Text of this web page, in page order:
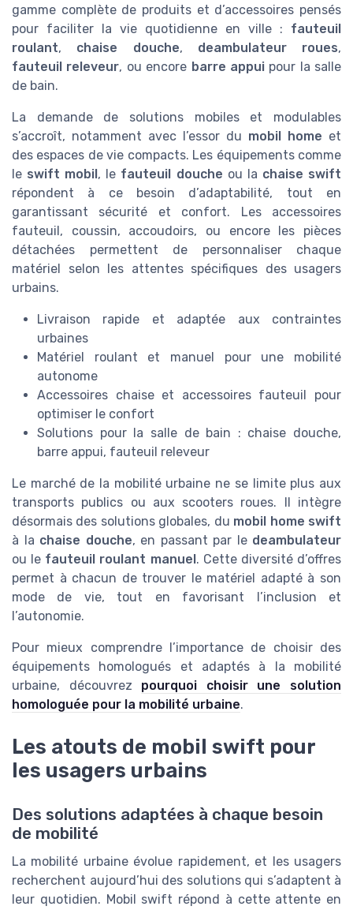
gamme complète de produits et d’accessoires pensés
pour faciliter la vie quotidienne en ville : fauteuil
roulant, chaise douche, deambulateur roues,
fauteuil releveur, ou encore barre appuipour la salle
de bain.
La demande de solutions mobiles et modulables
s’accroît, notamment avec l’essor du mobil home et
des espaces de vie compacts. Les équipements comme
le swift mobil, le fauteuil douche ou la chaise swift
répondent à ce besoin d’adaptabilité, tout en
garantissant sécurité et confort. Les accessoires
fauteuil, coussin, accoudoirs, ou encore les pièces
détachées permettent de personnaliser chaque
matériel selon les attentes spécifiques des usagers
urbains.
Livraison rapide et adaptée aux contraintes
urbaines
Matériel roulant et manuel pour une mobilité
autonome
Accessoires chaise et accessoires fauteuil pour
optimiser le confort
Solutions pour la salle de bain : chaise douche,
barre appui, fauteuil releveur
Le marché de la mobilité urbaine ne se limite plus aux
transports publics ou aux scooters roues. Il intègre
désormais des solutions globales, du mobil home swift
à la chaise douche, en passant par le deambulateur
ou le fauteuil roulant manuel. Cette diversité d’offres
permet à chacun de trouver le matériel adapté à son
mode de vie, tout en favorisant l’inclusion et
l’autonomie.
Pour mieux comprendre l’importance de choisir des
équipements homologués et adaptés à la mobilité
urbaine, découvrez pourquoi choisir une solution
homologuée pour la mobilité urbaine.
Les atouts de mobil swift pour
les usagers urbains
Des solutions adaptées à chaque besoin
de mobilité
La mobilité urbaine évolue rapidement, et les usagers
recherchent aujourd’hui des solutions qui s’adaptent à
leur quotidien. Mobil swift répond à cette attente en